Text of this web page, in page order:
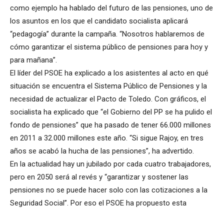
como ejemplo ha hablado del futuro de las pensiones, uno de
los asuntos en los que el candidato socialista aplicará
“pedagogía” durante la campaña. “Nosotros hablaremos de
cómo garantizar el sistema público de pensiones para hoy y
para mañana”.
El líder del PSOE ha explicado a los asistentes al acto en qué
situación se encuentra el Sistema Público de Pensiones y la
necesidad de actualizar el Pacto de Toledo. Con gráficos, el
socialista ha explicado que “el Gobierno del PP se ha pulido el
fondo de pensiones” que ha pasado de tener 66.000 millones
en 2011 a 32.000 millones este año. “Si sigue Rajoy, en tres
años se acabó la hucha de las pensiones”, ha advertido.
En la actualidad hay un jubilado por cada cuatro trabajadores,
pero en 2050 será al revés y “garantizar y sostener las
pensiones no se puede hacer solo con las cotizaciones a la
Seguridad Social”. Por eso el PSOE ha propuesto esta